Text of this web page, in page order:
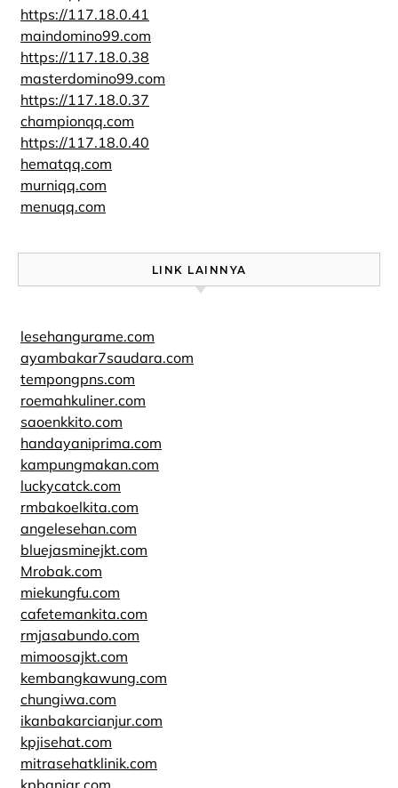
https://117.18.0.41
maindomino99.com
https://117.18.0.38
masterdomino99.com
https://117.18.0.37
championqq.com
https://117.18.0.40
hematqq.com
murniqq.com
menuqq.com
LINK LAINNYA
lesehangurame.com
ayambakar7saudara.com
tempongpns.com
roemahkuliner.com
saoenkkito.com
handayaniprima.com
kampungmakan.com
luckycatck.com
rmbakoelkita.com
angelesehan.com
bluejasminejkt.com
Mrobak.com
miekungfu.com
cafetemankita.com
rmjasabundo.com
mimoosajkt.com
kembangkawung.com
chungiwa.com
ikanbakarcianjur.com
kpjisehat.com
mitrasehatklinik.com
kpbanjar.com